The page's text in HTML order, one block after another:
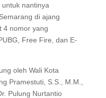
nantinya
di ajang
4 nomor yang
Free Fire, dan E-
oleh Wali Kota
Pramestuti, S.S., M.M.,
Pulung Nurtantio